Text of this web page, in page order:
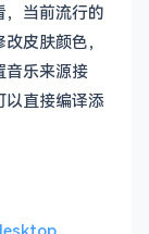
当前流行的
皮肤颜色，
音乐来源接
以直接编译添